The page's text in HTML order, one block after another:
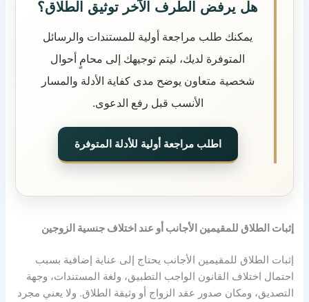
هل يرفض الطرف الآخر توثيق الطلاق؟
يمكنك طلب مراجعة أولية للمستندات والرسائل
المتوفرة لديك، ليتم توجيهك إلى محامٍ أحوال
شخصية متعاون يوضح مدى كفاية الأدلة والمسار
الأنسب قبل رفع الدعوى.
اطلب مراجعة أولية للأدلة المتوفرة
إثبات الطلاق للمقيمين الأجانب أو عند اختلاف جنسية الزوجين
إثبات الطلاق للمقيمين الأجانب يحتاج إلى عناية إضافية بسبب
احتمال اختلاف القانون الواجب التطبيق، ولغة المستندات، وجهة
التصديق، ومكان صدور عقد الزواج أو وثيقة الطلاق. ولا يعني مجرد